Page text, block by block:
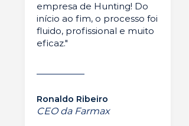
empresa de Hunting! Do
início ao fim, o processo foi
fluido, profissional e muito
eficaz."
Ronaldo Ribeiro
CEO da Farmax